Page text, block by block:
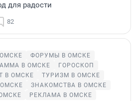
для радости
82
ФОРУМЫ В ОМСКЕ
В ОМСКЕ
ГОРОСКОП
В ОМСКЕ
ТУРИЗМ В ОМСКЕ
ЗНАКОМСТВА В ОМСКЕ
РЕКЛАМА В ОМСКЕ